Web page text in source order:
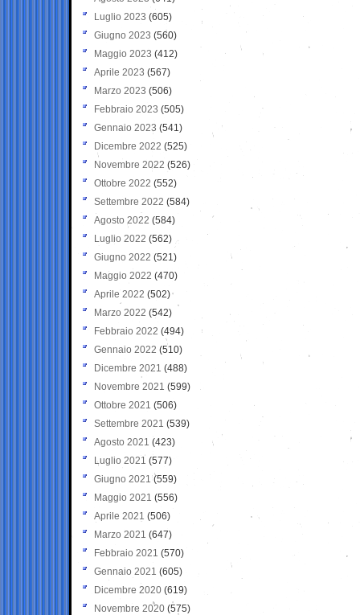
Luglio 2023 (605)
Giugno 2023 (560)
Maggio 2023 (412)
Aprile 2023 (567)
Marzo 2023 (506)
Febbraio 2023 (505)
Gennaio 2023 (541)
Dicembre 2022 (525)
Novembre 2022 (526)
Ottobre 2022 (552)
Settembre 2022 (584)
Agosto 2022 (584)
Luglio 2022 (562)
Giugno 2022 (521)
Maggio 2022 (470)
Aprile 2022 (502)
Marzo 2022 (542)
Febbraio 2022 (494)
Gennaio 2022 (510)
Dicembre 2021 (488)
Novembre 2021 (599)
Ottobre 2021 (506)
Settembre 2021 (539)
Agosto 2021 (423)
Luglio 2021 (577)
Giugno 2021(559)
Maggio 2021 (556)
Aprile 2021 (506)
Marzo 2021 (647)
Febbraio 2021 (570)
Gennaio 2021 (605)
Dicembre 2020 (619)
Novembre 2020 (575)